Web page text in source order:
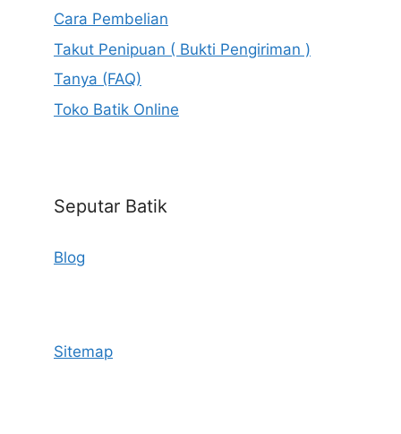
Cara Pembelian
Takut Penipuan ( Bukti Pengiriman )
Tanya (FAQ)
Toko Batik Online
Seputar Batik
Blog
Sitemap